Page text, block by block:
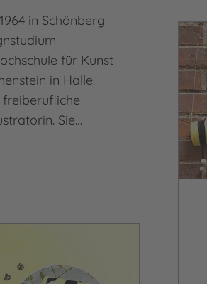
in Schönberg
für Kunst
in Halle.
freiberufliche
Sie…